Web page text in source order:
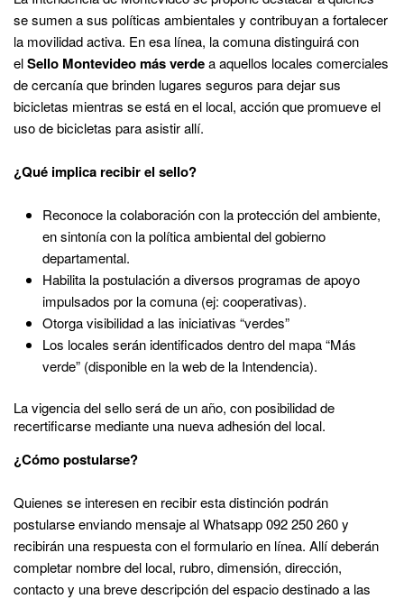
se sumen a sus políticas ambientales y contribuyan a fortalecer
la movilidad activa. En esa línea, la comuna distinguirá con
elSello Montevideo más verdea aquellos locales comerciales
de cercanía que brinden lugares seguros para dejar sus
bicicletas mientras se está en el local, acción que promueve el
uso de bicicletas para asistir allí.
¿Qué implica recibir el sello?
Reconoce la colaboración con la protección del ambiente,
en sintonía con la política ambiental del gobierno
departamental.
Habilita la postulación a diversos programas de apoyo
impulsados por la comuna (ej: cooperativas).
Otorga visibilidad a las iniciativas “verdes”
Los locales serán identificados dentro del mapa “Más
verde” (disponible en la web de la Intendencia).
La vigencia del sello será de un año, con posibilidad de
recertificarse mediante una nueva adhesión del local.
¿Cómo postularse?
Quienes se interesen en recibir esta distinción podrán
postularse enviando mensaje al Whatsapp 092 250 260 y
recibirán una respuesta con el formulario en línea. Allí deberán
completar nombre del local, rubro, dimensión, dirección,
contacto y una breve descripción del espacio destinado a las